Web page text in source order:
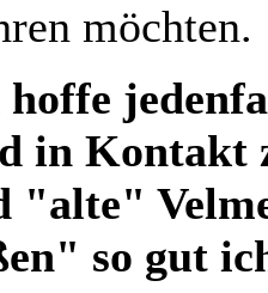
möchten.
hoffe
in Kontakt
"alte"
so gut